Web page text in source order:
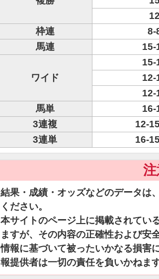
12
枠連
8-
馬連
15-
ワイド
15-
12-
12-
馬単
16-
3連複
12-
3連単
16-
結果・成績・オッズなどのデータは
ください。
本サイトのページ上に掲載されてい
ますが、その内容の正確性および安
情報に基づいて被ったいかなる損害
報提供者は一切の責任を負いかねます